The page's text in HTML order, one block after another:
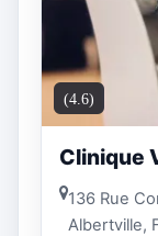
(4.6)
Clinique
136 Rue
Albertville,